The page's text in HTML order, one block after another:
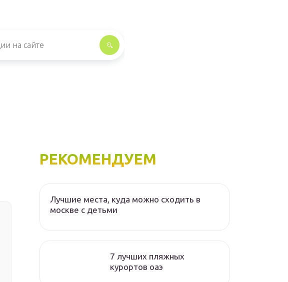
РЕКОМЕНДУЕМ
Лучшие места, куда можно сходить в
москве с детьми
7 лучших пляжных
курортов оаэ